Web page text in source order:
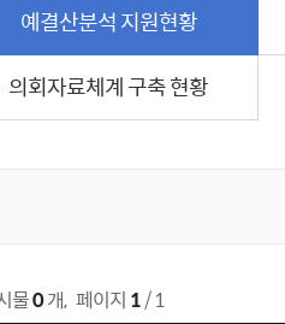
예결산분석 지원현황
의회자료체계 구축 현황
물0개, 페이지 1/ 1